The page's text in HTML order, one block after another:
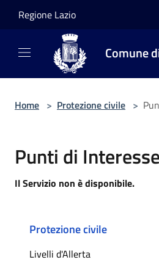
Regione Lazio
Comune
Home > Protezione civile >
Punti di Interesse
Il Servizio non è disponibile.
Protezione civile
Livelli d'Allerta